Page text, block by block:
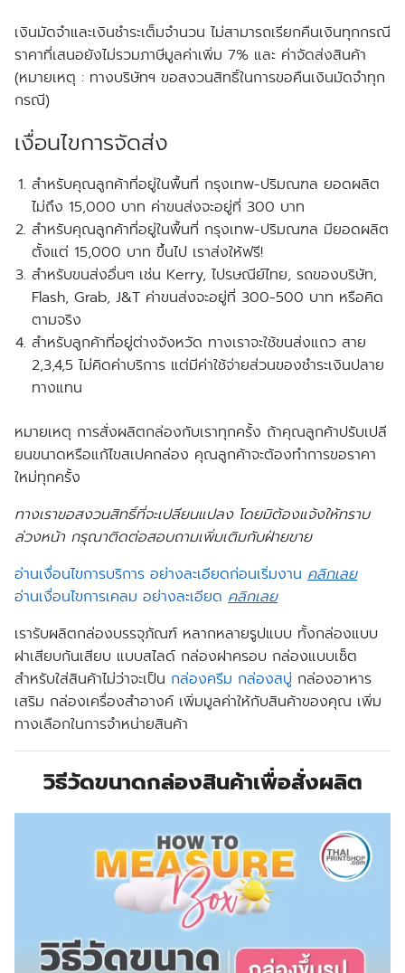
เงินมัดจำและเงินชำระเต็มจำนวน ไม่สามารถเรียกคืนเงินทุกกรณี
ราคาที่เสนอยังไม่รวมภาษีมูลค่าเพิ่ม 7% และ ค่าจัดส่งสินค้า
(หมายเหตุ : ทางบริษัทฯ ขอสงวนสิทธิ์ในการขอคืนเงินมัดจำทุก
กรณี)
เงื่อนไขการจัดส่ง
สำหรับคุณลูกค้าที่อยู่ในพื้นที่ กรุงเทพ-ปริมณฑลยอดผลิต
ไม่ถึง 15,000 บาท ค่าขนส่งจะอยู่ที่ 300 บาท
สำหรับคุณลูกค้าที่อยู่ในพื้นที่ กรุงเทพ-ปริมณฑล มียอดผลิต
ตั้งแต่ 15,000 บาท ขึ้นไป เราส่งให้ฟรี!
สำหรับขนส่งอื่นๆ เช่น Kerry, ไปรษณีย์ไทย, รถของบริษัท,
Flash, Grab, J&T ค่าขนส่งจะอยู่ที่ 300-500 บาท หรือคิด
ตามจริง
สำหรับลูกค้าที่อยู่ต่างจังหวัด ทางเราจะใช้ขนส่งแถว สาย
2,3,4,5 ไม่คิดค่าบริการ แต่มีค่าใช้จ่ายส่วนของชำระเงินปลาย
ทางแทน
หมายเหตุ การสั่งผลิตกล่องกับเราทุกครั้ง ถ้าคุณลูกค้าปรับเปลี
ยนขนาดหรือแก้ไขสเปคกล่อง คุณลูกค้าจะต้องทำการขอราคา
ใหม่ทุกครั้ง
ทางเราขอสงวนสิทธิ์ที่จะเปลียนแปลง โดยมิต้องแจ้งให้ทราบ
ล่วงหน้า กรุณาติดต่อสอบถามเพิ่มเติมกับฝ่ายขาย
อ่านเงื่อนไขการบริการ อย่างละเอียดก่อนเริ่มงาน คลิกเลย
อ่านเงื่อนไขการเคลม อย่างละเอียด คลิกเลย
เรารับผลิตกล่องบรรจุภัณฑ์ หลากหลายรูปแบบ ทั้งกล่องแบบ
ฝาเสียบก้นเสียบ แบบสไลด์ กล่องฝาครอบ กล่องแบบเซ็ต
สำหรับใส่สินค้าไม่ว่าจะเป็น กล่องครีม กล่องสบู่ กล่องอาหาร
เสริม กล่องเครื่องสำอางค์ เพิ่มมูลค่าให้กับสินค้าของคุณ เพิ่ม
ทางเลือกในการจำหน่ายสินค้า
วิธีวัดขนาดกล่องสินค้าเพื่อสั่งผลิต